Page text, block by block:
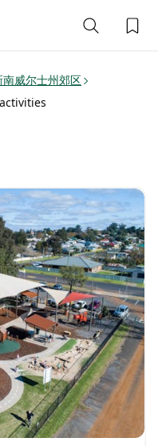
南威尔士州郊区